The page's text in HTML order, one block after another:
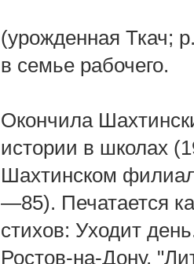
(урожденная Ткач;
в семье рабочего.
Окончила
истории в школах
Шахтинском
—85). Печатается
стихов: Уходит
Ростов-на-Дону,